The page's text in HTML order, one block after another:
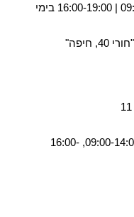
שעות פעילות ימים א'-ה', 09:30-14:30 | 16:00-19:00 בימי
שעות פעילות ימים א', ב', ד', ה' – 09:00-14:00, 16:00-